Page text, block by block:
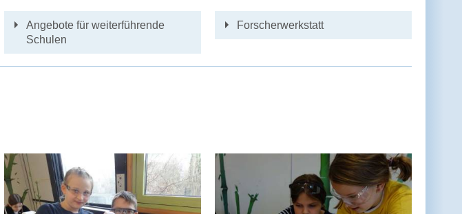
Angebote für weiterführende
Schulen
Forscherwerkstatt